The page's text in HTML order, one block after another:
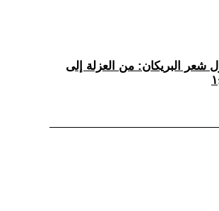
شعر البريكان: من العزلة إلى